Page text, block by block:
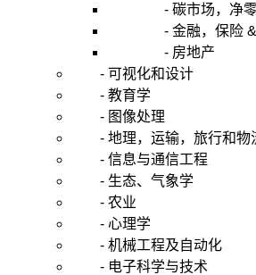
- 碳市场，净零
- 金融，保险 &
- 房地产
- 可视化和设计
- 教育学
- 图像处理
- 地理，运输，旅行和物
- 信息与通信工程
- 生态、气象学
- 农业
- 心理学
- 机械工程及自动化
- 电子科学与技术